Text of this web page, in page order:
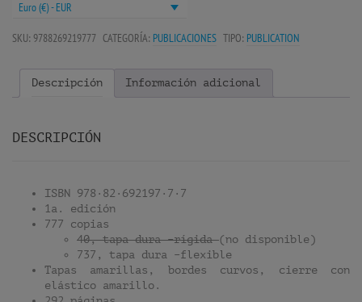
Euro (€) - EUR
SKU: 9788269219777 CATEGORÍA: PUBLICACIONES TIPO: PUBLICATION
Descripción Información adicional
DESCRIPCIÓN
ISBN 978·82·692197·7·7
1a. edición
777 copias
40, tapa dura –rígida(no disponible)
737, tapa dura –flexible
Tapas amarillas, bordes curvos, cierre con
elástico amarillo.